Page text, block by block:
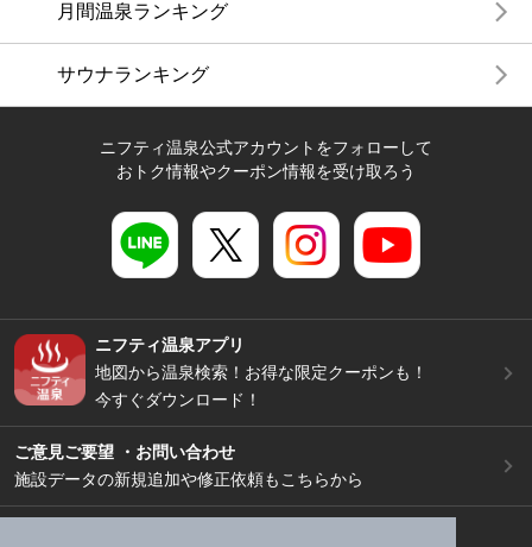
月間温泉ランキング
サウナランキング
ニフティ温泉公式アカウントをフォローして
おトク情報やクーポン情報を受け取ろう
ニフティ温泉アプリ
地図から温泉検索！お得な限定クーポンも！
今すぐダウンロード！
ご意見ご要望 ・お問い合わせ
施設データの新規追加や修正依頼もこちらから